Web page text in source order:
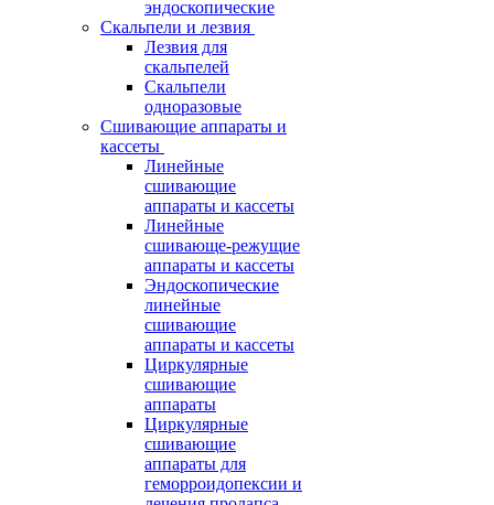
эндоскопические
Скальпели и лезвия
Лезвия для
скальпелей
Скальпели
одноразовые
Сшивающие аппараты и
кассеты
Линейные
сшивающие
аппараты и кассеты
Линейные
сшивающе-режущие
аппараты и кассеты
Эндоскопические
линейные
сшивающие
аппараты и кассеты
Циркулярные
сшивающие
аппараты
Циркулярные
сшивающие
аппараты для
геморроидопексии и